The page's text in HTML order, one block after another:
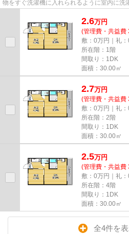
物をすぐ洗濯機に入れられるように室内に洗
2.6万円
(管理費・共益費
敷：0万円｜礼：
所在階：1階
間取り：1DK
面積：30.00㎡
2.7万円
(管理費・共益費
敷：0万円｜礼：
所在階：2階
間取り：1DK
面積：30.00㎡
2.5万円
(管理費・共益費
敷：0万円｜礼：
所在階：4階
間取り：1DK
面積：30.00㎡
全4件を